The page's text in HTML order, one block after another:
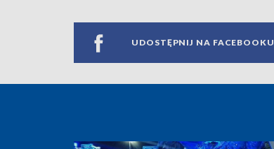
UDOSTĘPNIJ NA FACEBOOKU